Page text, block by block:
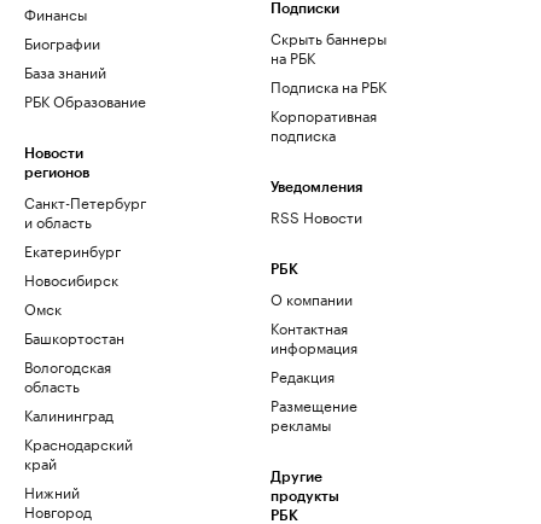
Финансы
Биографии
База знаний
РБК Образование
Новости
регионов
Санкт-Петербург
и область
Екатеринбург
Новосибирск
Омск
Башкортостан
Вологодская
область
Калининград
Краснодарский
край
Нижний
Новгород
Подписки
Скрыть баннеры
на РБК
Подписка на РБК
Корпоративная
подписка
Уведомления
RSS Новости
РБК
О компании
Контактная
информация
Редакция
Размещение
рекламы
Другие
продукты
РБК